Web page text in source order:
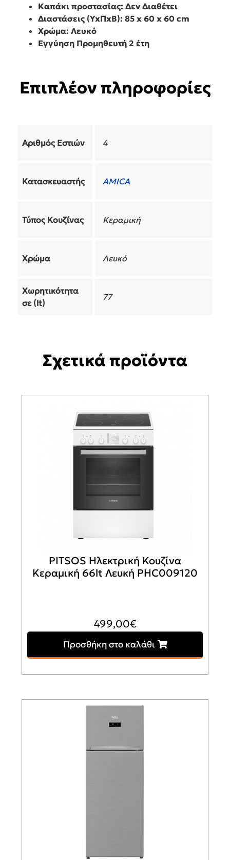
Καπάκι προστασίας: Δεν Διαθέτει
Διαστάσεις (ΥxΠxΒ): 85 x 60 x 60 cm
Χρώμα: Λευκό
Εγγύηση Προμηθευτή 2 έτη
Επιπλέον πληροφορίες
Αριθμός Εστιών 4
Κατασκευαστής AMICA
Τύπος Κουζίνας Κεραμική
Χρώμα Λευκό
Χωρητικότητα
σε (lt)
77
Σχετικά προϊόντα
PITSOS Ηλεκτρική Κουζίνα
Κεραμική 66lt Λευκή PHC009120
499,00€
Προσθήκη στο καλάθι